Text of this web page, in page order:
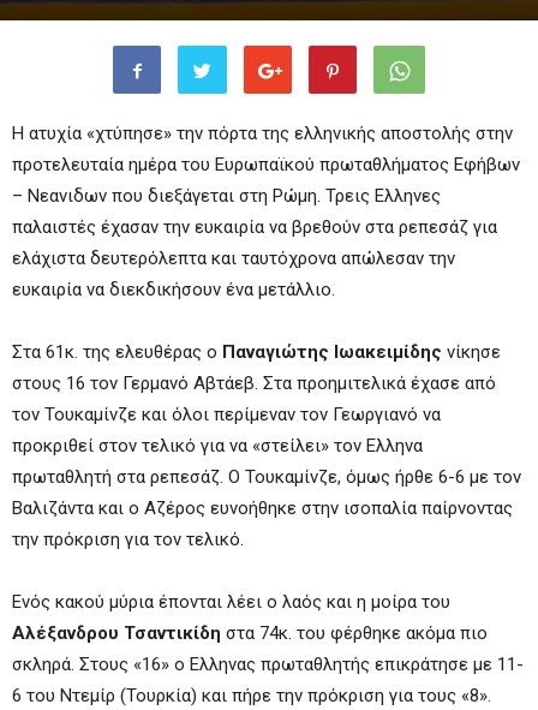
Η ατυχία «χτύπησε» την πόρτα της ελληνικής αποστολής στην
προτελευταία ημέρα του Ευρωπαϊκού πρωταθλήματος Εφήβων
– Νεανιδων που διεξάγεται στη Ρώμη. Τρεις Ελληνες
παλαιστές έχασαν την ευκαιρία να βρεθούν στα ρεπεσάζ για
ελάχιστα δευτερόλεπτα και ταυτόχρονα απώλεσαν την
ευκαιρία να διεκδικήσουν ένα μετάλλιο.
Στα 61κ. της ελευθέρας ο Παναγιώτης Ιωακειμίδης νίκησε
στους 16 τον Γερμανό Αβτάεβ. Στα προημιτελικά έχασε από
τον Τουκαμίνζε και όλοι περίμεναν τον Γεωργιανό να
προκριθεί στον τελικό για να «στείλει» τον Ελληνα
πρωταθλητή στα ρεπεσάζ. Ο Τουκαμίνζε, όμως ήρθε 6-6 με τον
Βαλιζάντα και ο Αζέρος ευνοήθηκε στην ισοπαλία παίρνοντας
την πρόκριση για τον τελικό.
Ενός κακού μύρια έπονται λέει ο λαός και η μοίρα του
Αλέξανδρου Τσαντικίδη στα 74κ. του φέρθηκε ακόμα πιο
σκληρά. Στους «16» ο Ελληνας πρωταθλητής επικράτησε με 11-
6 του Ντεμίρ (Τουρκία) και πήρε την πρόκριση για τους «8».